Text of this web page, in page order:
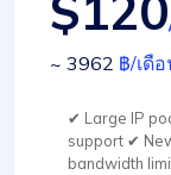
~ 3962 ฿/เดื
✔ Large IP
support ✔
bandwidth